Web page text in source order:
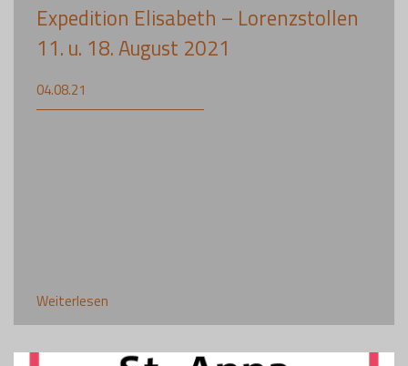
Expedition Elisabeth – Lorenzstollen
11. u. 18. August 2021
04.08.21
Weiterlesen